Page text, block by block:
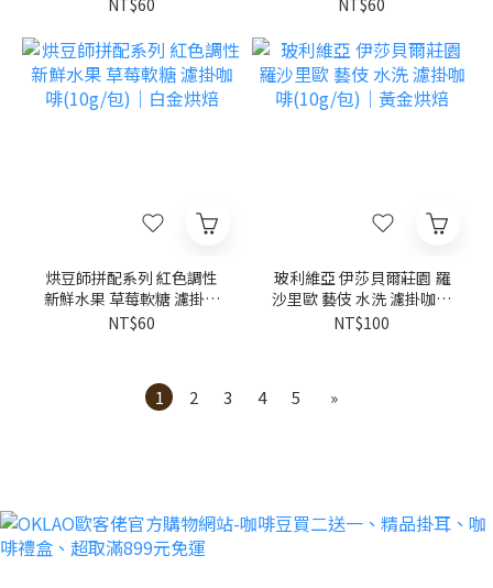
烘豆師拼配系列 紅色調性
新鮮水果 草莓軟糖 濾掛咖
啡(10g/包)｜白金烘焙
NT$60
玻利維亞 伊莎貝爾莊園 羅
沙里歐 藝伎 水洗 濾掛咖啡
(10g/包)｜黃金烘焙
NT$100
1 2 3 4 5 »